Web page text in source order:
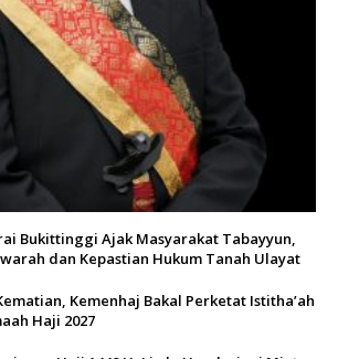
Bukittinggi Ajak Masyarakat Tabayyun,
dan Kepastian Hukum Tanah Ulayat
Kemenhaj Bakal Perketat Istitha’ah
Haji 2027